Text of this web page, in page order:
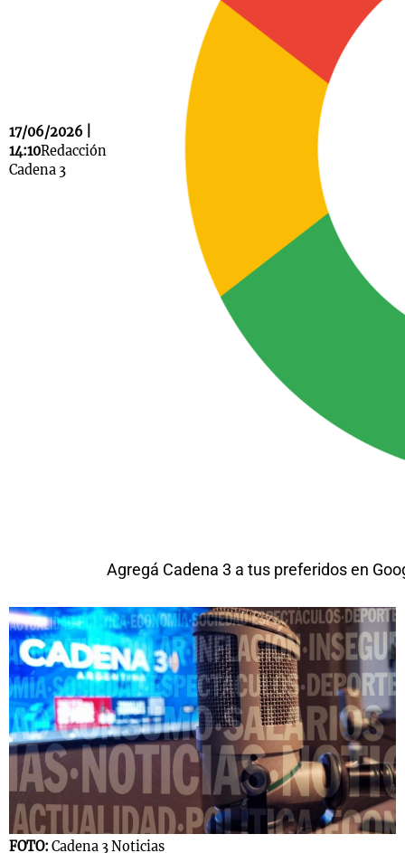
17/06/2026 |
14:10Redacción
Cadena 3
Agregá Cadena 3 a tus preferidos en
FOTO: Cadena 3 Noticias